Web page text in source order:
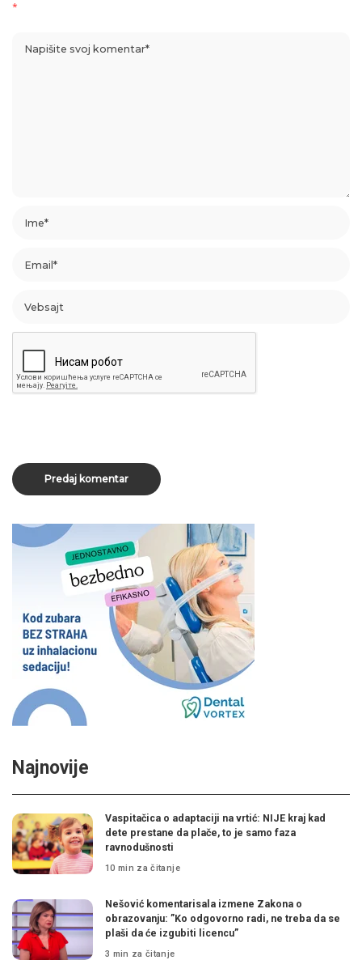
*
Najnovije
Vaspitačica o adaptaciji na vrtić: NIJE kraj kad
dete prestane da plače, to je samo faza
ravnodušnosti
10 min za čitanje
Nešović komentarisala izmene Zakona o
obrazovanju: ”Ko odgovorno radi, ne treba da se
plaši da će izgubiti licencu”
3 min za čitanje